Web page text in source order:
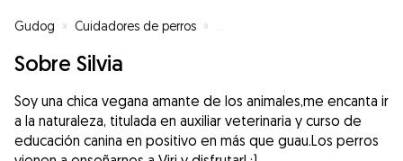
Gudog » Cuidadores de perros »
Sobre Silvia
Soy una chica vegana amante de los animales,me encanta ir
a la naturaleza, titulada en auxiliar veterinaria y curso de
educación canina en positivo en más que guau.Los perros